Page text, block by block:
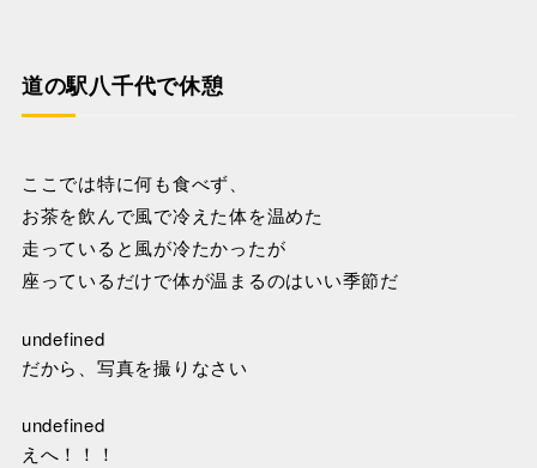
道の駅八千代で休憩
ここでは特に何も食べず、
お茶を飲んで風で冷えた体を温めた
走っていると風が冷たかったが
座っているだけで体が温まるのはいい季節だ
undefined
だから、写真を撮りなさい
undefined
えへ！！！